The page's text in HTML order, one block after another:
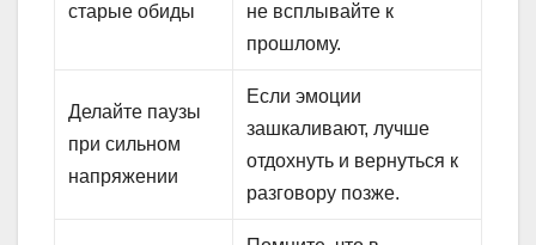
старые обиды
не всплывайте к
прошлому.
Делайте паузы
при сильном
напряжении
Если эмоции
зашкаливают, лучше
отдохнуть и вернуться к
разговору позже.